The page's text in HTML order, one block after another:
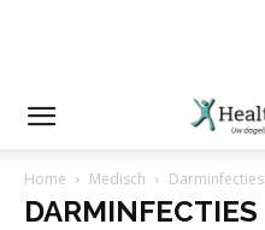
Home Medisch Darminfecties
DARMINFECTIES